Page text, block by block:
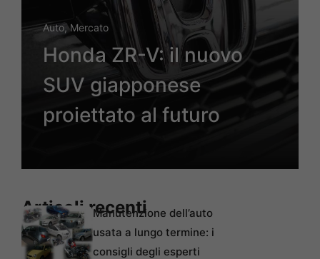
Auto,Mercato
Honda ZR-V: il nuovo
SUV giapponese
proiettato al futuro
Articoli recentiManutenzione dell’auto
usata a lungo termine: i
consigli degli esperti